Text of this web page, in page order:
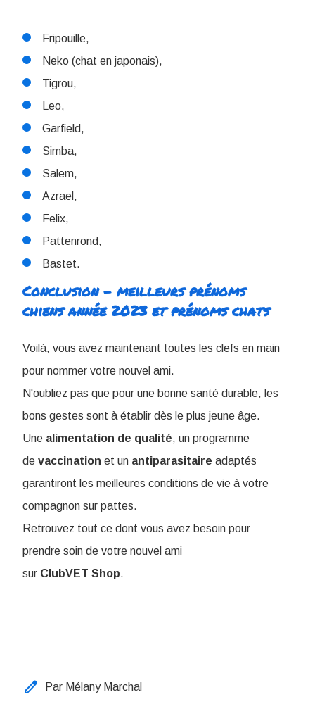
Fripouille,
Neko (chat en japonais),
Tigrou,
Leo,
Garfield,
Simba,
Salem,
Azrael,
Felix,
Pattenrond,
Bastet.
Conclusion - meilleurs prénoms
chiens année 2023 et prénoms chats
Voilà, vous avez maintenant toutes les clefs en main
pour nommer votre nouvel ami.
N'oubliez pas que pour une bonne santé durable, les
bons gestes sont à établir dès le plus jeune âge.
Une alimentation de qualité, un programme
de vaccination et un antiparasitaire adaptés
garantiront les meilleures conditions de vie à votre
compagnon sur pattes.
Retrouvez tout ce dont vous avez besoin pour
prendre soin de votre nouvel ami
sur ClubVET Shop.
edit Par Mélany Marchal